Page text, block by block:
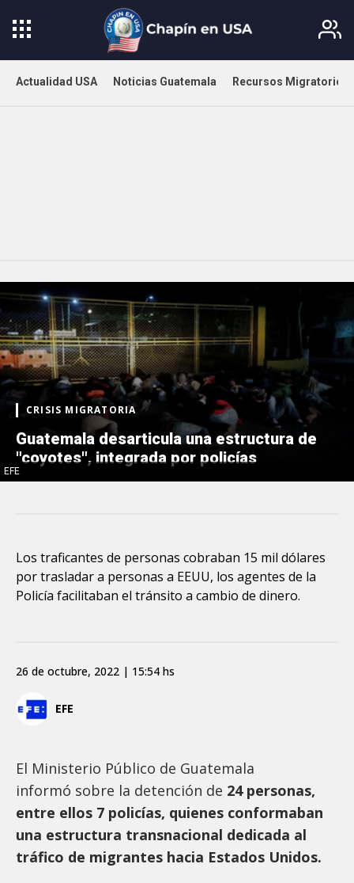
Actualidad USA Noticias Guatemala Recursos Migratorios
EFE
CRISIS MIGRATORIA
Guatemala desarticula una estructura de
"coyotes", integrada por policías
Los traficantes de personas cobraban 15 mil dólares
por trasladar a personas a EEUU, los agentes de la
Policía facilitaban el tránsito a cambio de dinero.
EFE
26 de octubre, 2022 | 15:54 hs
El Ministerio Público de Guatemala
informó sobre la detención de 24 personas,
entre ellos 7 policías, quienes conformaban
una estructura transnacional dedicada al
tráfico de migrantes hacia Estados Unidos.